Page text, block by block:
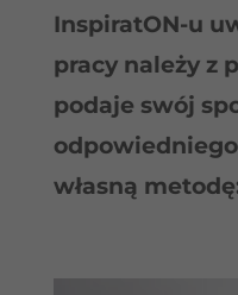
InspiratON-u
pracy należy z
podaje swój
odpowiedniego
własną